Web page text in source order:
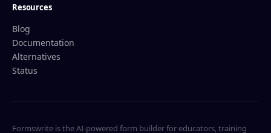
Resources
Blog
Documentation
Alternatives
Status
Formswrite is the AI-powered form builder for educators, training